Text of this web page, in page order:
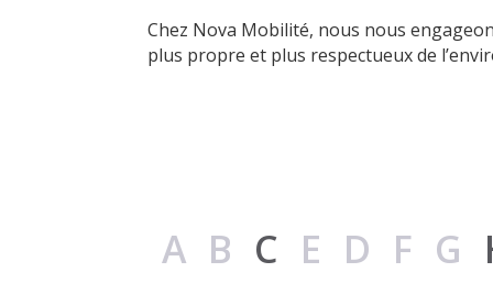
Chez Nova Mobilité, nous nous
plus propre et plus respectueux de
AB C EDFG